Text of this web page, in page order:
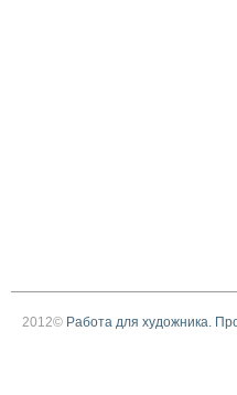
2012© Работа для художника.